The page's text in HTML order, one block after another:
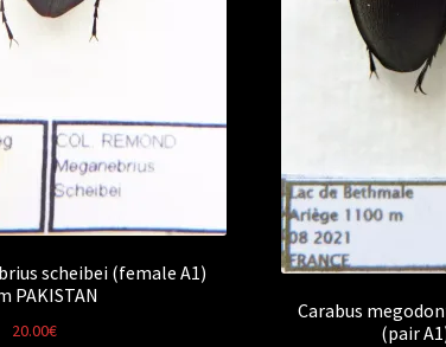
scheibei (female A1)
PAKISTAN
20.00€
Carabus
(pair